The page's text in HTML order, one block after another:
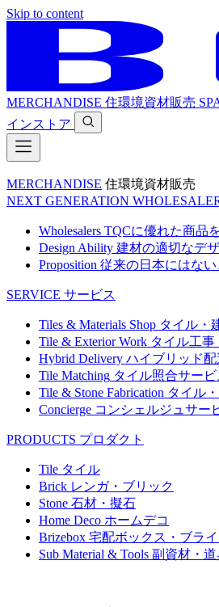
Skip to content
MERCHANDISE 住環境資材販売
インストア
MERCHANDISE 住環境資材販売
NEXT GENERATION
Wholesalers TQCに優れた商品
Design Ability 建材の適切なデ
Proposition 従来の日本にはない
SERVICE サービス
Tiles & Materials Shop タイル・
Tile & Exterior Work タイル工
Hybrid Delivery ハイブリッド
Tile Matching タイル照合サービ
Tile & Stone Fabrication タイル
Concierge コンシェルジュサー
PRODUCTS プロダクト
Tile タイル
Brick レンガ・ブリック
Stone 石材・擬石
Home Deco ホームデコ
Brizebox 宅配ボックス・ブラ
Sub Material & Tools 副資材・